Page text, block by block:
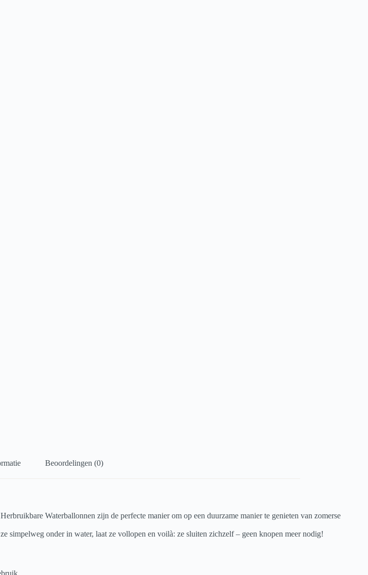
Beoordelingen (0)
Waterballonnen zijn de perfecte manier om op een duurzame manier te genieten van zomerse
simpelweg onder in water, laat ze vollopen en voilà: ze sluiten zichzelf – geen knopen meer nodig!